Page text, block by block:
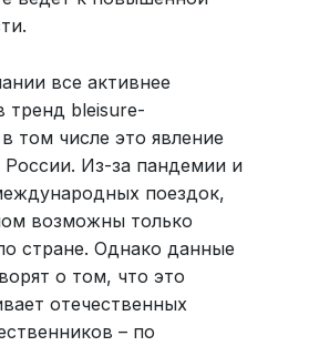
все активнее
тренд bleisure-
том числе это явление
России. Из-за пандемии и
поездок,
возможны только
стране. Однако данные
о том, что это
отечественных
– по